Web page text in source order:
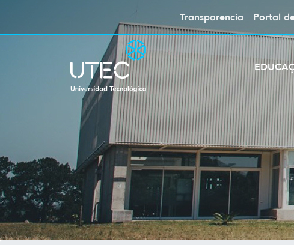
Transparencia Portal